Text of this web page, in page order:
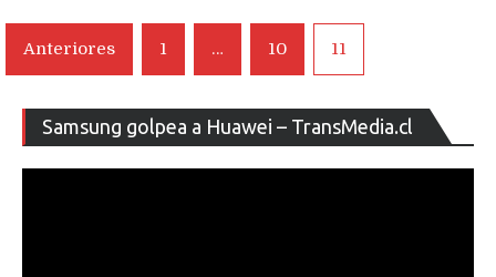
llegaría
un
Poco
Navegación
de
entradas
Anteriores 1 … 10 11
Samsung golpea a Huawei – TransMedia.cl
de